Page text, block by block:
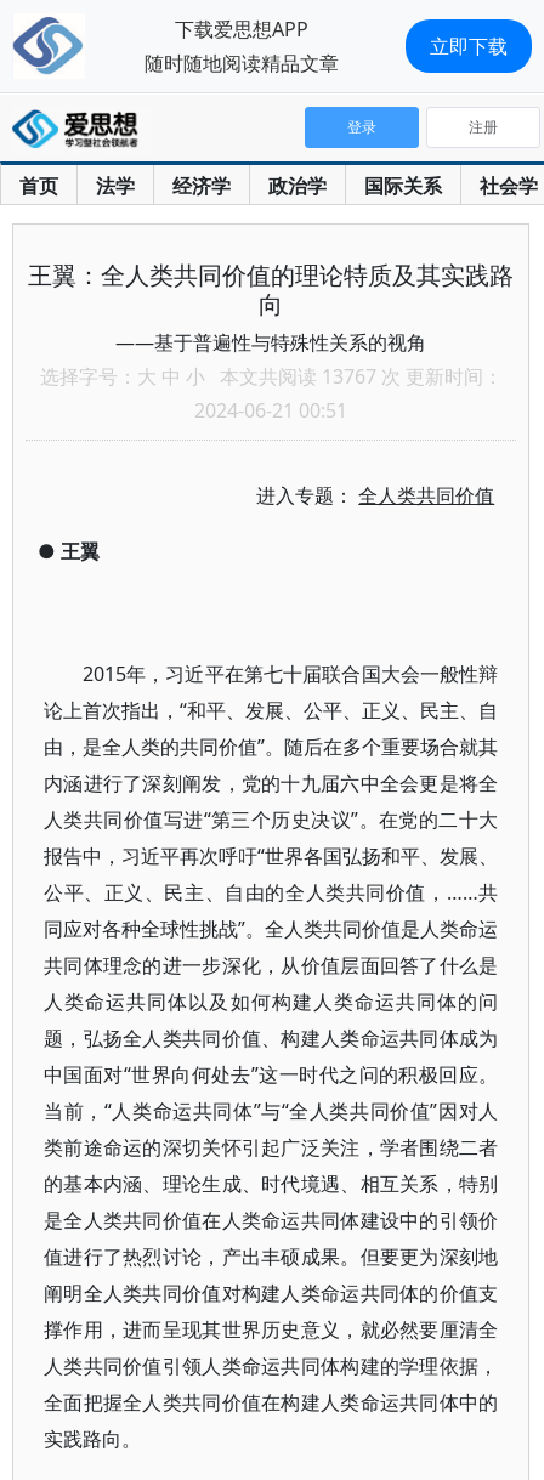
首页 法学 经济学 政治学 国际关系 社会学
登录 注册
王翼：全人类共同价值的理论特质及其实践路
向
——基于普遍性与特殊性关系的视角
选择字号： 大 中 小 本文共阅读 13767 次 更新时间：
2024-06-21 00:51
进入专题：全人类共同价值
● 王翼
2015年，习近平在第七十届联合国大会一般性辩
论上首次指出，“和平、发展、公平、正义、民主、自
由，是全人类的共同价值”。随后在多个重要场合就其
内涵进行了深刻阐发，党的十九届六中全会更是将全
人类共同价值写进“第三个历史决议”。在党的二十大
报告中，习近平再次呼吁“世界各国弘扬和平、发展、
公平、正义、民主、自由的全人类共同价值，……共
同应对各种全球性挑战”。全人类共同价值是人类命运
共同体理念的进一步深化，从价值层面回答了什么是
人类命运共同体以及如何构建人类命运共同体的问
题，弘扬全人类共同价值、构建人类命运共同体成为
中国面对“世界向何处去”这一时代之问的积极回应。
当前，“人类命运共同体”与“全人类共同价值”因对人
类前途命运的深切关怀引起广泛关注，学者围绕二者
的基本内涵、理论生成、时代境遇、相互关系，特别
是全人类共同价值在人类命运共同体建设中的引领价
值进行了热烈讨论，产出丰硕成果。但要更为深刻地
阐明全人类共同价值对构建人类命运共同体的价值支
撑作用，进而呈现其世界历史意义，就必然要厘清全
人类共同价值引领人类命运共同体构建的学理依据，
全面把握全人类共同价值在构建人类命运共同体中的
实践路向。
下载爱思想APP
随时随地阅读精品文章
立即下载